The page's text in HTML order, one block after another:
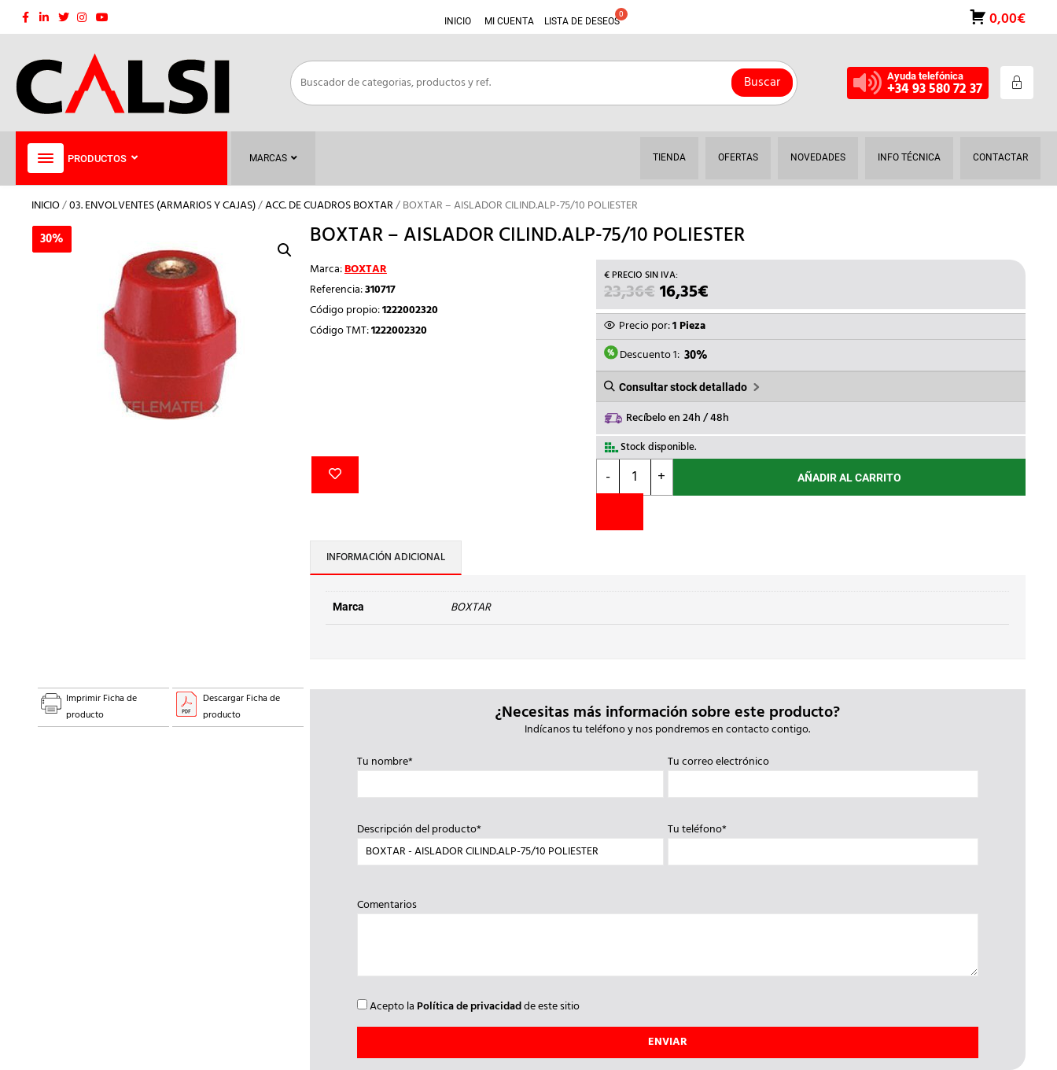
Saltar
INICIO MI CUENTA LISTA DE DESEOS 0,00€
Buscar Ayuda telefónica
+34 93 580 72 37
PRODUCTOS MARCAS TIENDA OFERTAS NOVEDADES INFO TÉCNICA CONTACTAR
INICIO/03. ENVOLVENTES (ARMARIOS Y CAJAS)/ACC. DE CUADROS BOXTAR/ BOXTAR – AISLADOR CILIND.ALP-75/10 POLIESTER
30% BOXTAR – AISLADOR CILIND.ALP-75/10 POLIESTER
Marca:BOXTAR
Referencia:310717
Código propio:1222002320
Código TMT:1222002320
23,36€ EL
PRECIO
ORIGINAL
ERA:
23,36€.
16,35€EL
PRECIO
ES:
Precio por:1 Pieza
Descuento 1: 30%
Consultar stock detallado
Recíbelo en 24h / 48h
Stock disponible.
-
BOXTAR
AISLADOR
75/10
+ AÑADIR AL CARRITO
INFORMACIÓN ADICIONAL
Marca BOXTAR
30%
Imprimir Ficha de
producto
Descargar Ficha de
producto
¿Necesitas más información sobre este producto?
Indícanos tu teléfono y nos pondremos en contacto contigo.
Tu nombre*
Tu correo electrónico
Descripción del producto* Tu teléfono*
Comentarios
Acepto la Política de privacidadde este sitio